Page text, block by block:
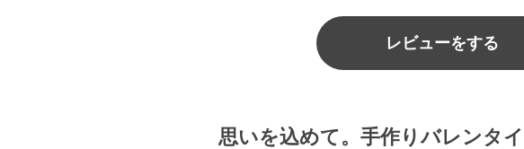
レビューをする
思いを込めて。手作りバレンタ